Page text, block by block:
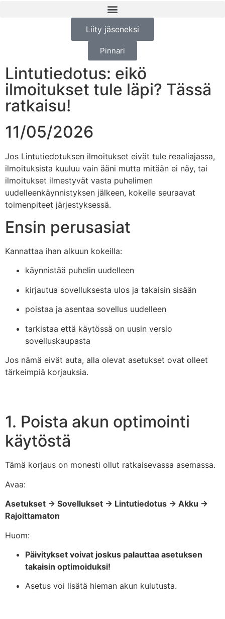
Liity jäseneksi
Pinnari
Lintutiedotus: eikö
ilmoitukset tule läpi? Tässä
ratkaisu!
11/05/2026
Jos Lintutiedotuksen ilmoitukset eivät tule reaaliajassa,
ilmoituksista kuuluu vain ääni mutta mitään ei näy, tai
ilmoitukset ilmestyvät vasta puhelimen
uudelleenkäynnistyksen jälkeen, kokeile seuraavat
toimenpiteet järjestyksessä.
Ensin perusasiat
Kannattaa ihan alkuun kokeilla:
käynnistää puhelin uudelleen
kirjautua sovelluksesta ulos ja takaisin sisään
poistaa ja asentaa sovellus uudelleen
tarkistaa että käytössä on uusin versio
sovelluskaupasta
Jos nämä eivät auta, alla olevat asetukset ovat olleet
tärkeimpiä korjauksia.
1. Poista akun optimointi
käytöstä
Tämä korjaus on monesti ollut ratkaisevassa asemassa.
Avaa:
Asetukset → Sovellukset → Lintutiedotus → Akku →
Rajoittamaton
Huom:
Päivitykset voivat joskus palauttaa asetuksen
takaisin optimoiduksi!
Asetus voi lisätä hieman akun kulutusta.